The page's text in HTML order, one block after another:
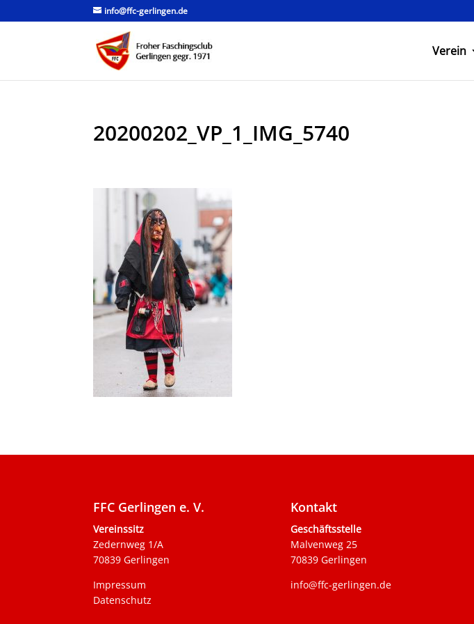
info@ffc-gerlingen.de
Verein
20200202_VP_1_IMG_5740
FFC Gerlingen e. V.
Vereinssitz
Zedernweg 1/A
70839 Gerlingen
Impressum
Datenschutz
Kontakt
Geschäftsstelle
Malvenweg 25
70839 Gerlingen
info@ffc-gerlingen.de